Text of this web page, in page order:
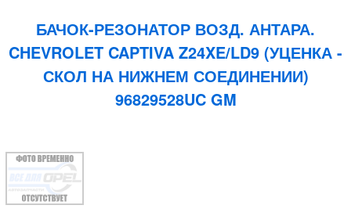
БАЧОК-РЕЗОНАТОР ВОЗД. АНТАРА.
CHEVROLET CAPTIVA Z24XE/LD9 (УЦЕНКА -
СКОЛ НА НИЖНЕМ СОЕДИНЕНИИ)
96829528UC GM